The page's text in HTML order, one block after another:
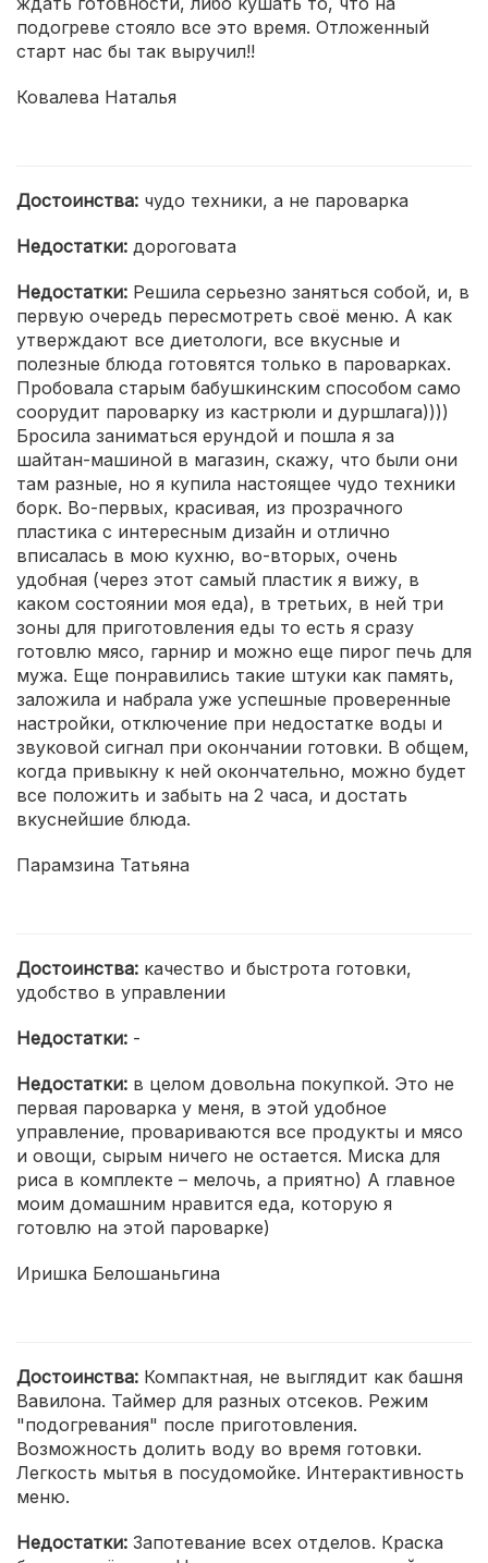
подогреве стояло все это время. Отложенный
старт нас бы так выручил!!
Ковалева Наталья
Достоинства: чудо техники, а не пароварка
Недостатки: дороговата
Недостатки: Решила серьезно заняться собой, и, в
первую очередь пересмотреть своё меню. А как
утверждают все диетологи, все вкусные и
полезные блюда готовятся только в пароварках.
Пробовала старым бабушкинским способом само
соорудит пароварку из кастрюли и дуршлага))))
Бросила заниматься ерундой и пошла я за
шайтан-машиной в магазин, скажу, что были они
там разные, но я купила настоящее чудо техники
борк. Во-первых, красивая, из прозрачного
пластика с интересным дизайн и отлично
вписалась в мою кухню, во-вторых, очень
удобная (через этот самый пластик я вижу, в
каком состоянии моя еда), в третьих, в ней три
зоны для приготовления еды то есть я сразу
готовлю мясо, гарнир и можно еще пирог печь для
мужа. Еще понравились такие штуки как память,
заложила и набрала уже успешные проверенные
настройки, отключение при недостатке воды и
звуковой сигнал при окончании готовки. В общем,
когда привыкну к ней окончательно, можно будет
все положить и забыть на 2 часа, и достать
вкуснейшие блюда.
Парамзина Татьяна
Достоинства: качество и быстрота готовки,
удобство в управлении
Недостатки: -
Недостатки: в целом довольна покупкой. Это не
первая пароварка у меня, в этой удобное
управление, провариваются все продукты и мясо
и овощи, сырым ничего не остается. Миска для
риса в комплекте – мелочь, а приятно) А главное
моим домашним нравится еда, которую я
готовлю на этой пароварке)
Иришка Белошаньгина
Достоинства: Компактная, не выглядит как башня
Вавилона. Таймер для разных отсеков. Режим
"подогревания" после приготовления.
Возможность долить воду во время готовки.
Легкость мытья в посудомойке. Интерактивность
меню.
Недостатки: Запотевание всех отделов. Краска